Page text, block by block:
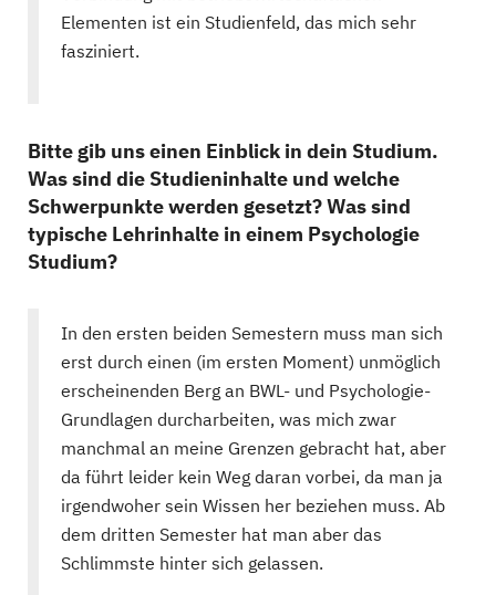
Elementen ist ein Studienfeld, das mich sehr
fasziniert.
Bitte gib uns einen Einblick in dein Studium.
Was sind die Studieninhalte und welche
Schwerpunkte werden gesetzt? Was sind
typische Lehrinhalte in einem Psychologie
Studium?
In den ersten beiden Semestern muss man sich
erst durch einen (im ersten Moment) unmöglich
erscheinenden Berg an BWL- und Psychologie-
Grundlagen durcharbeiten, was mich zwar
manchmal an meine Grenzen gebracht hat, aber
da führt leider kein Weg daran vorbei, da man ja
irgendwoher sein Wissen her beziehen muss. Ab
dem dritten Semester hat man aber das
Schlimmste hinter sich gelassen.